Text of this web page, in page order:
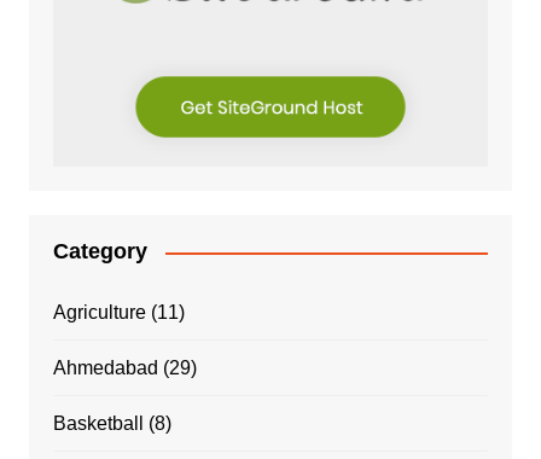
Category
Agriculture(11)
Ahmedabad (29)
Basketball (8)